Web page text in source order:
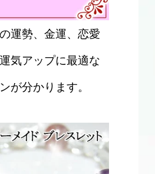
運勢、金運、恋愛
気アップに最適な
が分かります。